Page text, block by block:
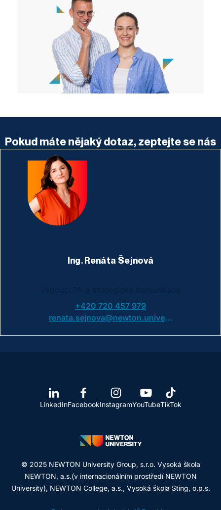
LinkedInFacebookInstagramYouTubeTikTok
© 2025 NEWTON University Group, s.r.o. Vysoká škola
NEWTON, a.s.(v internacionálním prostředí NEWTON
University), NEWTON College, a.s., Vysoká škola Sting, o.p.s.
Pokud máte nějaký dotaz, zeptejte se nás
Ing. Renáta Šejnová
+420 720 457 979
renata.sejnova@newton.university